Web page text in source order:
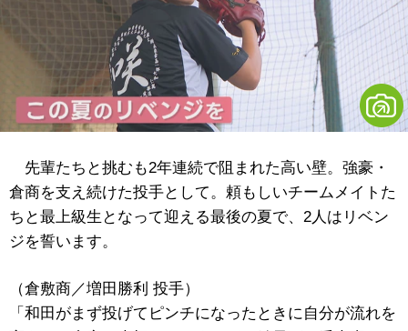
先輩たちと挑むも2年連続で阻まれた高い壁。強豪・
倉商を支え続けた投手として。頼もしいチームメイトた
ちと最上級生となって迎える最後の夏で、2人はリベン
ジを誓います。
（倉敷商／増田勝利 投手）
「和田がまず投げてピンチになったときに自分が流れを